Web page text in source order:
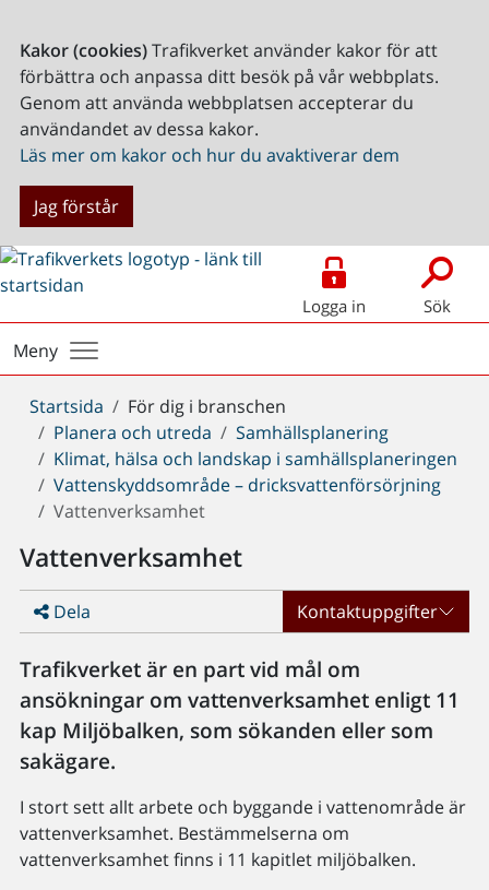
Kakor (cookies)Trafikverket använder kakor för att
förbättra och anpassa ditt besök på vår webbplats.
Genom att använda webbplatsen accepterar du
användandet av dessa kakor.
Läs mer om kakor och hur du avaktiverar dem
Jag förstår
Logga in Sök
Meny
Du
är
här:
Startsida
För dig i branschen
Planera och utreda
Samhällsplanering
Klimat, hälsa och landskap i samhällsplaneringen
Vattenskyddsområde – dricksvattenförsörjning
Vattenverksamhet
Vattenverksamhet
Dela Kontaktuppgifter
Trafikverket är en part vid mål om
ansökningar om vattenverksamhet enligt 11
kap Miljöbalken, som sökanden eller som
sakägare.
I stort sett allt arbete och byggande i vattenområde är
vattenverksamhet. Bestämmelserna om
vattenverksamhet finns i 11 kapitlet miljöbalken.